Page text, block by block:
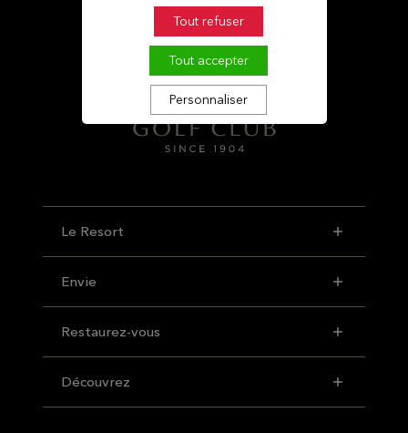
Le Resort
Envie
Restaurez-vous
Découvrez
Tout refuser
Tout accepter
Personnaliser